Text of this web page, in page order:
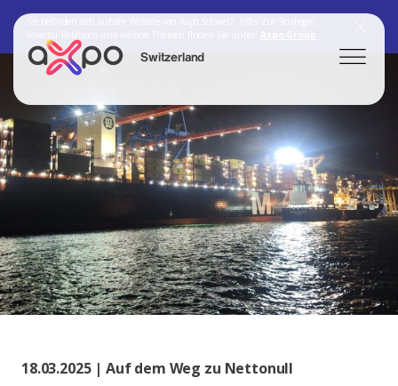
Switzerland
Search
Axpo Group
18.03.2025 | Auf dem Weg zu Nettonull